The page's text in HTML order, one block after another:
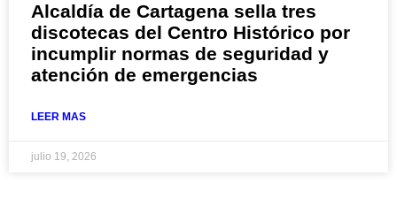
Alcaldía de Cartagena sella tres
discotecas del Centro Histórico por
incumplir normas de seguridad y
atención de emergencias
LEER MAS
julio 19, 2026